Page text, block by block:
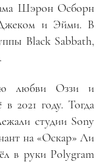
Шэрон Осборн
и Эйми. В
Black Sabbath,
любви Оззи и
2021 году. Тогда
студии Sony
на «Оскар» Ли
в руки Polygram